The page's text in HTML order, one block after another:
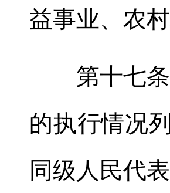
益事业、农
第十七条
的执行情况
同级人民代